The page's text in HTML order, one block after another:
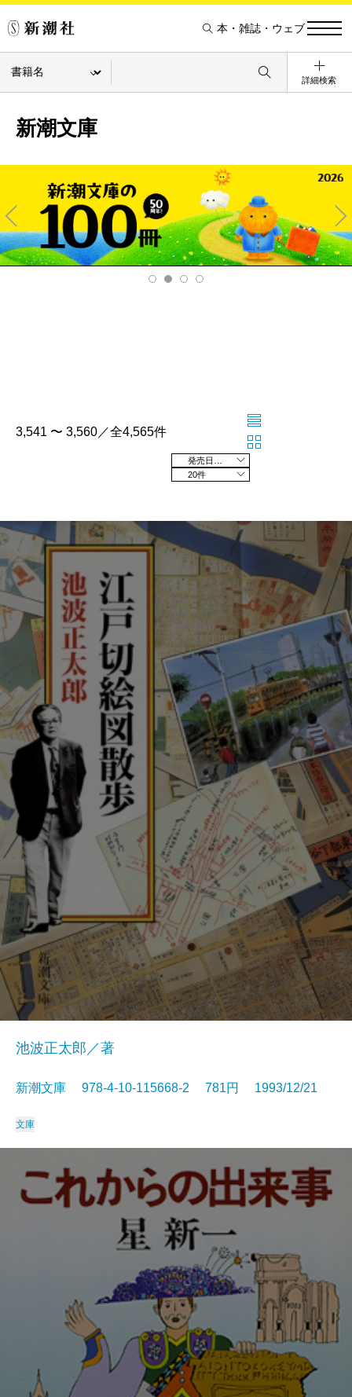
本・雑誌・ウェブ
詳細検索
新潮文庫
Pre
v
Ne
xt
3,541 〜 3,560／全4,565件
20件
池波正太郎／著
新潮文庫 978-4-10-115668-2 781円 1993/12/21
文庫